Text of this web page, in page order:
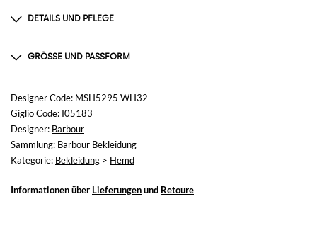
DETAILS UND PFLEGE
100% cotone
GRÖSSE UND PASSFORM
Größen
nicht verfügbar
Größe und Passform
Normale Passform
Designer Code: MSH5295 WH32
Giglio Code: I05183
Designer: Barbour
Sammlung: Barbour Bekleidung
Kategorie: Bekleidung > Hemd
Informationen über Lieferungenund Retoure